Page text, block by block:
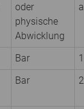
oder
physische
Abwicklung
Bar
Bar